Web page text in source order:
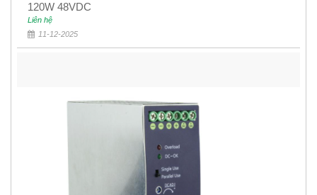
120W 48VDC
Liên hệ
11-12-2025